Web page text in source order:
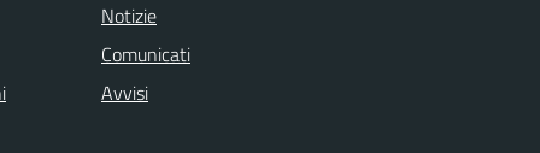
Notizie
Comunicati
Avvisi